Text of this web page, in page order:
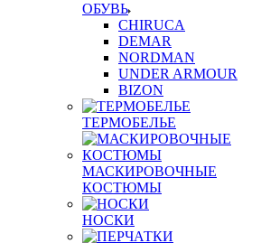
ОБУВЬ
CHIRUCA
DEMAR
NORDMAN
UNDER ARMOUR
BIZON
ТЕРМОБЕЛЬЕ
МАСКИРОВОЧНЫЕ
КОСТЮМЫ
НОСКИ